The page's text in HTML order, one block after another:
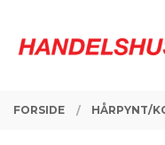
innholdet
FORSIDE HÅRPYNT/